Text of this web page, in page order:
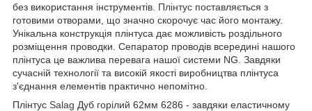
без використання інструментів. Плінтус поставляється з
готовими отворами, що значно скорочує час його монтажу.
Унікальна конструкція плінтуса дає можливість роздільного
розміщення проводки. Сепаратор проводів всередині нашого
плінтуса це важлива перевага нашої системи NG. Завдяки
сучасній технології та високій якості виробництва плінтуса
з'єднання елементів практично непомітно.
Плінтус Salag Дуб горілий 62мм 6286 - завдяки еластичному